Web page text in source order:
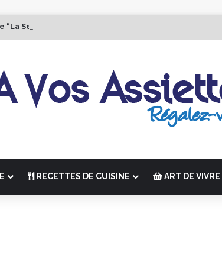
“La Semaine des Chefs” du 19 au 24 octobre 2026
RECETTES DE CUISINE ART DE VIVRE